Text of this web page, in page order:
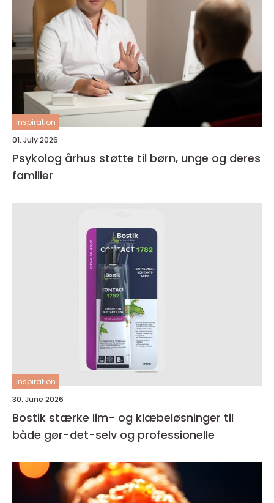
inspiration
01. July 2026
Psykolog århus støtte til børn, unge og deres
familier
inspiration
30. June 2026
Bostik stærke lim- og klæbeløsninger til
både gør-det-selv og professionelle